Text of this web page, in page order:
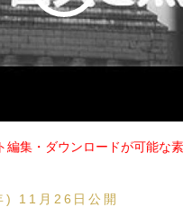
集・ダウンロードが可能な素
11月26日公開